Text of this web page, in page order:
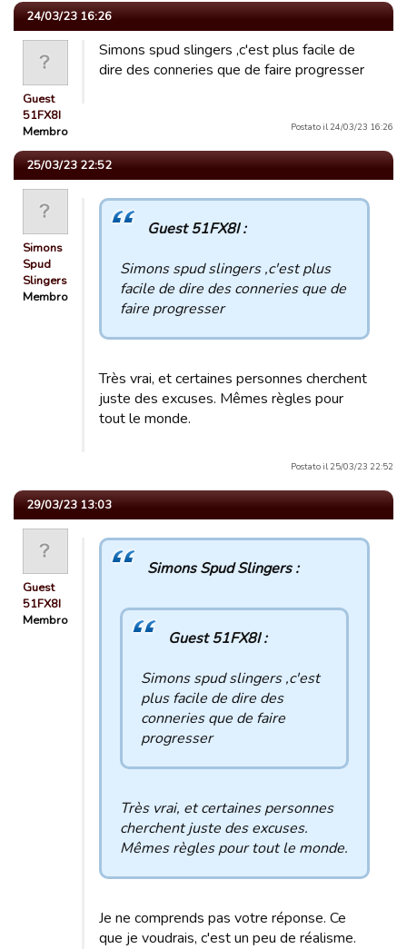
24/03/23 16:26
Guest
51FX8I
Membro
Simons spud slingers ,c'est plus facile de
dire des conneries que de faire progresser
Postato il 24/03/23 16:26
25/03/23 22:52
Simons
Spud
Slingers
Membro
Guest 51FX8I :
Simons spud slingers ,c'est plus
facile de dire des conneries que de
faire progresser
Très vrai, et certaines personnes cherchent
juste des excuses. Mêmes règles pour
tout le monde.
Postato il 25/03/23 22:52
29/03/23 13:03
Guest
51FX8I
Membro
Simons Spud Slingers :
Guest 51FX8I :
Simons spud slingers ,c'est
plus facile de dire des
conneries que de faire
progresser
Très vrai, et certaines personnes
cherchent juste des excuses.
Mêmes règles pour tout le monde.
Je ne comprends pas votre réponse. Ce
que je voudrais, c'est un peu de réalisme.